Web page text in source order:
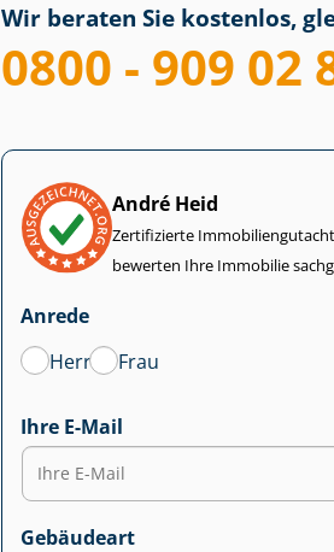
Wir beraten Sie kostenlos,
0800 - 909 02
André Heid
Zertifizierte
bewerten Ihre Immobilie
Anrede
Herr
Frau
Ihre E-Mail
Gebäudeart